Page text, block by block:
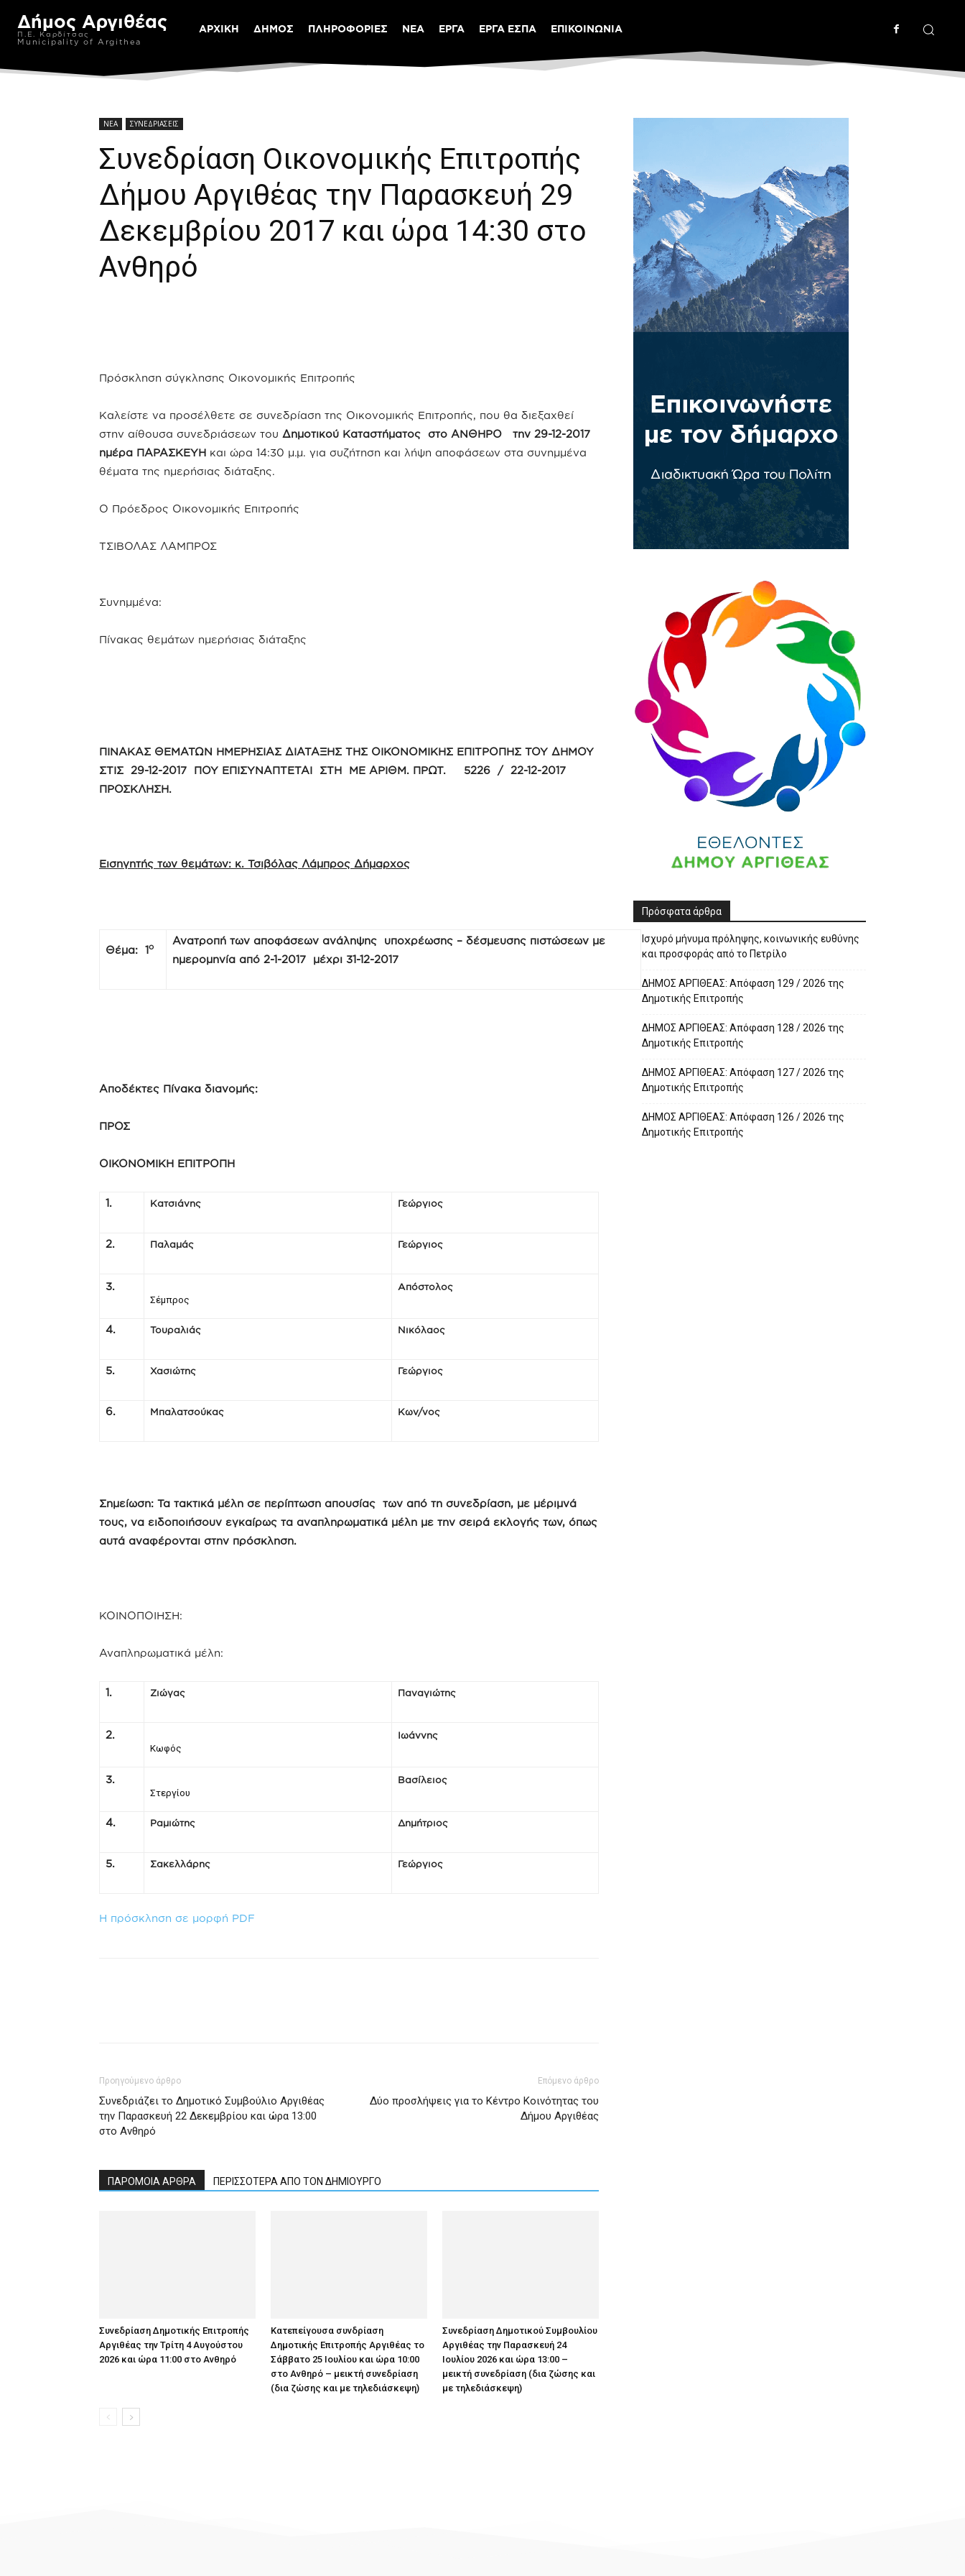
Δήμος Αργιθέας
Π.Ε. Καρδίτσας
Municipality of Argithea
ΑΡΧΙΚΗ ΔΗΜΟΣ ΠΛΗΡΟΦΟΡΙΕΣ ΝΕΑ ΕΡΓΑ ΕΡΓΑ ΕΣΠΑ ΕΠΙΚΟΙΝΩΝΙΑ
ΝΕΑ ΣΥΝΕΔΡΙΑΣΕΙΣ
Συνεδρίαση Οικονομικής Επιτροπής
Δήμου Αργιθέας την Παρασκευή 29
Δεκεμβρίου 2017 και ώρα 14:30 στο
Ανθηρό
Πρόσκληση σύγκλησης Οικονομικής Επιτροπής
Καλείστε να προσέλθετε σε συνεδρίαση της Οικονομικής Επιτροπής, που θα διεξαχθεί
στην αίθουσα συνεδριάσεων του Δημοτικού Καταστήματος στο ΑΝΘΗΡΟ την 29-12-2017
ημέρα ΠΑΡΑΣΚΕΥΗ και ώρα 14:30 μ.μ. για συζήτηση και λήψη αποφάσεων στα συνημμένα
θέματα της ημερήσιας διάταξης.
Ο Πρόεδρος Οικονομικής Επιτροπής
ΤΣΙΒΟΛΑΣ ΛΑΜΠΡΟΣ
Συνημμένα:
Πίνακας θεμάτων ημερήσιας διάταξης
ΠΙΝΑΚΑΣ ΘΕΜΑΤΩΝ ΗΜΕΡΗΣΙΑΣ ΔΙΑΤΑΞΗΣ ΤΗΣ ΟΙΚΟΝΟΜΙΚΗΣ ΕΠΙΤΡΟΠΗΣ ΤΟΥ ΔΗΜΟΥ
ΣΤΙΣ 29-12-2017 ΠΟΥ ΕΠΙΣΥΝΑΠΤΕΤΑΙ ΣΤΗ ΜΕ ΑΡΙΘΜ. ΠΡΩΤ. 5226 / 22-12-2017
ΠΡΟΣΚΛΗΣΗ.
Εισηγητής των θεμάτων: κ. Τσιβόλας Λάμπρος Δήμαρχος
Θέμα: 1ο
Ανατροπή των αποφάσεων ανάληψης υποχρέωσης – δέσμευσης πιστώσεων με
ημερομηνία από 2-1-2017 μέχρι 31-12-2017
Αποδέκτες Πίνακα διανομής:
ΠΡΟΣ
ΟΙΚΟΝΟΜΙΚΗ ΕΠΙΤΡΟΠΗ
1. Κατσιάνης Γεώργιος
2. Παλαμάς Γεώργιος
3.
Σέμπρος
Απόστολος
4. Τουραλιάς Νικόλαος
5. Χασιώτης Γεώργιος
6. Μπαλατσούκας Κων/νος
Σημείωση: Τα τακτικά μέλη σε περίπτωση απουσίας των από τη συνεδρίαση, με μέριμνά
τους, να ειδοποιήσουν εγκαίρως τα αναπληρωματικά μέλη με την σειρά εκλογής των, όπως
αυτά αναφέρονται στην πρόσκληση.
ΚΟΙΝΟΠΟΙΗΣΗ:
Αναπληρωματικά μέλη:
1. Ζιώγας Παναγιώτης
2.
Κωφός
Ιωάννης
3.
Στεργίου
Βασίλειος
4. Ραμιώτης Δημήτριος
5. Σακελλάρης Γεώργιος
Η πρόσκληση σε μορφή PDF
Προηγούμενο άρθρο
Συνεδριάζει το Δημοτικό Συμβούλιο Αργιθέας
την Παρασκευή 22 Δεκεμβρίου και ώρα 13:00
στο Ανθηρό
Επόμενο άρθρο
Δύο προσλήψεις για το Κέντρο Κοινότητας του
Δήμου Αργιθέας
ΠΑΡΟΜΟΙΑ ΑΡΘΡΑ ΠΕΡΙΣΣΟΤΕΡΑ ΑΠΟ ΤΟΝ ΔΗΜΙΟΥΡΓΟ
Συνεδρίαση Δημοτικής Επιτροπής
Αργιθέας την Τρίτη 4 Αυγούστου
2026 και ώρα 11:00 στο Ανθηρό
Κατεπείγουσα συνδρίαση
Δημοτικής Επιτροπής Αργιθέας το
Σάββατο 25 Ιουλίου και ώρα 10:00
στο Ανθηρό – μεικτή συνεδρίαση
(δια ζώσης και με τηλεδιάσκεψη)
Συνεδρίαση Δημοτικού Συμβουλίου
Αργιθέας την Παρασκευή 24
Ιουλίου 2026 και ώρα 13:00 –
μεικτή συνεδρίαση (δια ζώσης και
με τηλεδιάσκεψη)
Πρόσφατα άρθρα
Ισχυρό μήνυμα πρόληψης, κοινωνικής ευθύνης
και προσφοράς από το Πετρίλο
ΔΗΜΟΣ ΑΡΓΙΘΕΑΣ: Απόφαση 129 / 2026 της
Δημοτικής Επιτροπής
ΔΗΜΟΣ ΑΡΓΙΘΕΑΣ: Απόφαση 128 / 2026 της
Δημοτικής Επιτροπής
ΔΗΜΟΣ ΑΡΓΙΘΕΑΣ: Απόφαση 127 / 2026 της
Δημοτικής Επιτροπής
ΔΗΜΟΣ ΑΡΓΙΘΕΑΣ: Απόφαση 126 / 2026 της
Δημοτικής Επιτροπής